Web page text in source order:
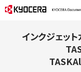
インクジェッ